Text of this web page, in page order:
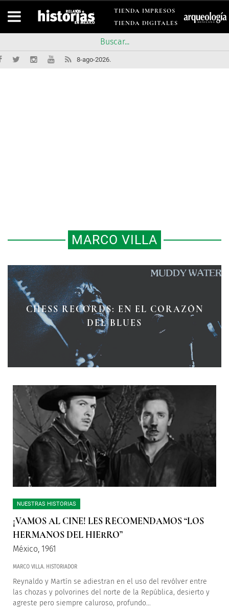
TIENDA IMPRESOS
TIENDA DIGITALES
8-ago-2026.
MARCO VILLA
CHESS RECORDS: EN EL CORAZÓN
DEL BLUES
VIEJOS SOBRENOMBRES Y
APODOS DE LA CIUDAD DE
MÉXICO
NOVARO: EL COLOSO DE LA
HISTORIETA NACIONAL
NUESTRAS HISTORIAS
¡VAMOS AL CINE! LES RECOMENDAMOS “LOS
HERMANOS DEL HIERRO”
México, 1961
MARCO VILLA. HISTORIADOR
Reynaldo y Martín se adiestran en el uso del revólver entre
las chozas y polvorines del norte de la República, desierto y
agreste pero siempre caluroso, profundo…